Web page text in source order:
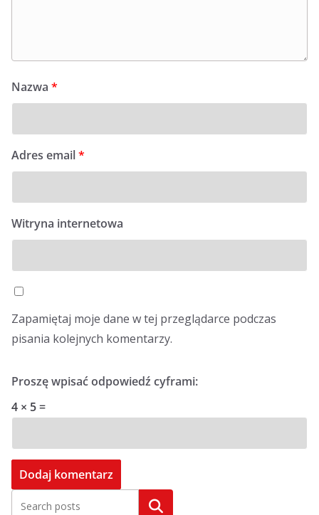
Nazwa *
Adres email*
Witryna internetowa
Zapamiętaj moje dane w tej przeglądarce podczas
pisania kolejnych komentarzy.
Proszę wpisać odpowiedź cyframi:
4 × 5 =
Szukaj